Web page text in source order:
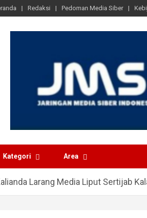
Redaksi Pedoman Media Siber
Kategori Area
Larang Media Liput Sertijab